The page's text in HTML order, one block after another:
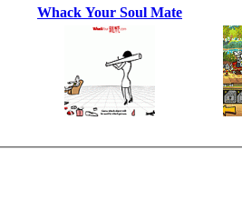
Whack Your Soul Mate